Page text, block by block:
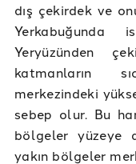
dış çekirdek ve
Yeryüzünden
katmanların
merkezindeki
sebep olur. Bu
bölgeler yüzeye
yakın bölgeler